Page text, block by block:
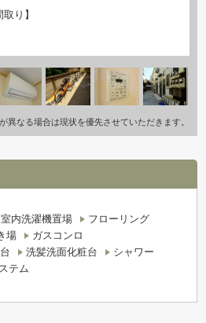
り】
なる場合は現状を優先させていただきます。
室内洗濯機置場
フローリング
場
ガスコンロ
洗髪洗面化粧台
シャワー
テム